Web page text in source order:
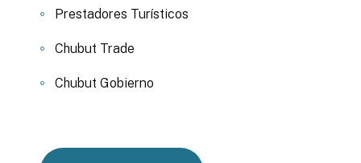
Prestadores Turísticos
Chubut Trade
Chubut Gobierno